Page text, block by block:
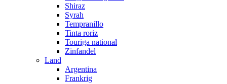
Shiraz
Syrah
Tempranillo
Tinta roriz
Touriga national
Zinfandel
Land
Argentina
Frankrig